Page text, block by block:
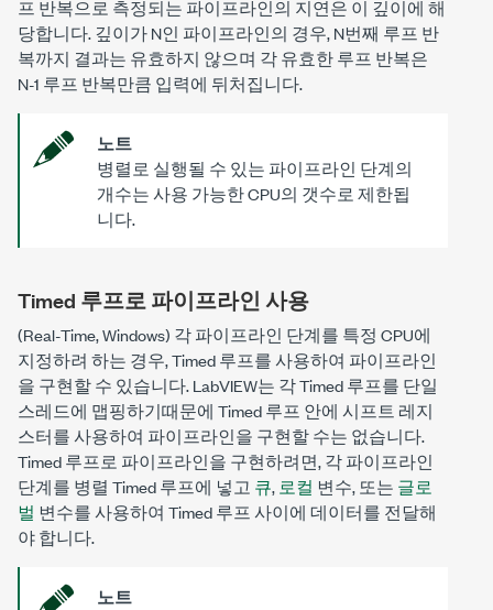
프 반복으로 측정되는 파이프라인의 지연은 이 깊이에 해
당합니다. 깊이가N인 파이프라인의 경우,N번째 루프 반
복까지 결과는 유효하지 않으며 각 유효한 루프 반복은
N-1 루프 반복만큼 입력에 뒤처집니다.
노트
병렬로 실행될 수 있는 파이프라인 단계의
개수는 사용 가능한 CPU의 갯수로 제한됩
니다.
Timed 루프로 파이프라인 사용
(Real-Time, Windows) 각 파이프라인 단계를 특정 CPU에
지정하려 하는 경우, Timed 루프를 사용하여 파이프라인
을 구현할 수 있습니다. LabVIEW는 각 Timed 루프를 단일
스레드에 맵핑하기때문에 Timed 루프 안에 시프트 레지
스터를 사용하여 파이프라인을 구현할 수는 없습니다.
Timed 루프로 파이프라인을 구현하려면, 각 파이프라인
단계를 병렬 Timed 루프에 넣고 큐,로컬 변수, 또는 글로
벌 변수를 사용하여 Timed 루프 사이에 데이터를 전달해
야 합니다.
노트